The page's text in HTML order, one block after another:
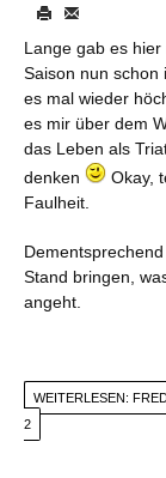
Lange gab es
Saison nun schon
es mal wieder
es mir über dem
das Leben als
denken
Okay,
Faulheit.
Stand bringen,
angeht.
WEITERLESEN:
2